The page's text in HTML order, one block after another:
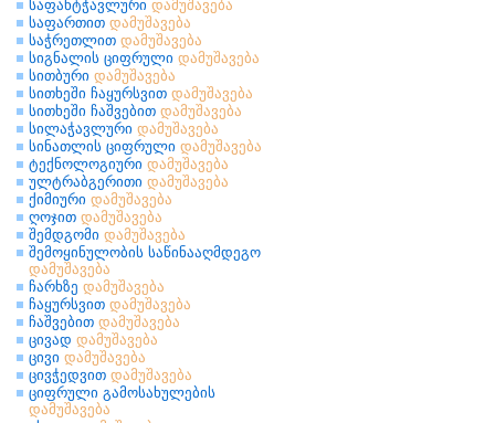
საფანტჭავლური დამუშავება
საფართით დამუშავება
საჭრეთლით დამუშავება
სიგნალის ციფრული დამუშავება
სითბური დამუშავება
სითხეში ჩაყურსვით დამუშავება
სითხეში ჩაშვებით დამუშავება
სილაჭავლური დამუშავება
სინათლის ციფრული დამუშავება
ტექნოლოგიური დამუშავება
ულტრაბგერითი დამუშავება
ქიმიური დამუშავება
ღოჯით დამუშავება
შემდგომი დამუშავება
შემოყინულობის საწინააღმდეგო
დამუშავება
ჩარხზე დამუშავება
ჩაყურსვით დამუშავება
ჩაშვებით დამუშავება
ცივად დამუშავება
ცივი დამუშავება
ცივჭედვით დამუშავება
ციფრული გამოსახულების
დამუშავება